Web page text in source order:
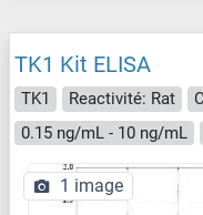
TK1 Kit ELISA
TK1 Reactivité: Rat
0.15 ng/mL - 10 ng/mL
1 image